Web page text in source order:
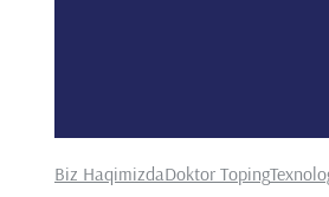
Biz HaqimizdaDoktor Toping